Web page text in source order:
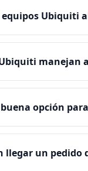
Ubiquiti
manejan
opción
llegar un pedido